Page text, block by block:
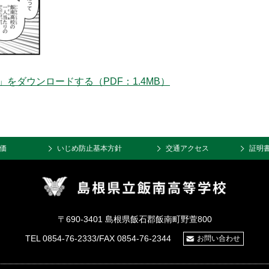
ダウンロードする（PDF：1.4MB）
いじめ防止基本方針 交通アクセス 証明
〒690-3401 島根県飯石郡飯南町野萱800
TEL 0854-76-2333/FAX 0854-76-2344
お問い合わせ